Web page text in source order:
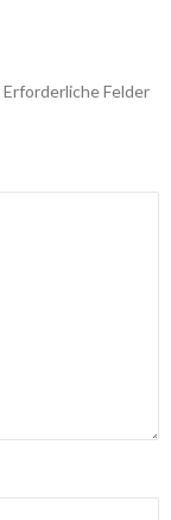
Erforderliche Felder